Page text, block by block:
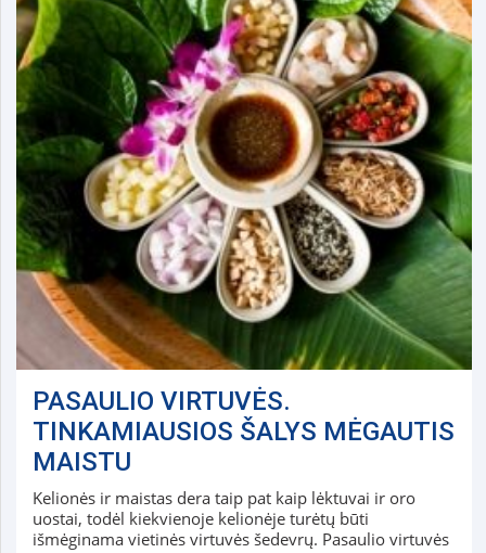
PASAULIO VIRTUVĖS.
TINKAMIAUSIOS ŠALYS MĖGAUTIS
MAISTU
Kelionės ir maistas dera taip pat kaip lėktuvai ir oro
uostai, todėl kiekvienoje kelionėje turėtų būti
išmėginama vietinės virtuvės šedevrų. Pasaulio virtuvės